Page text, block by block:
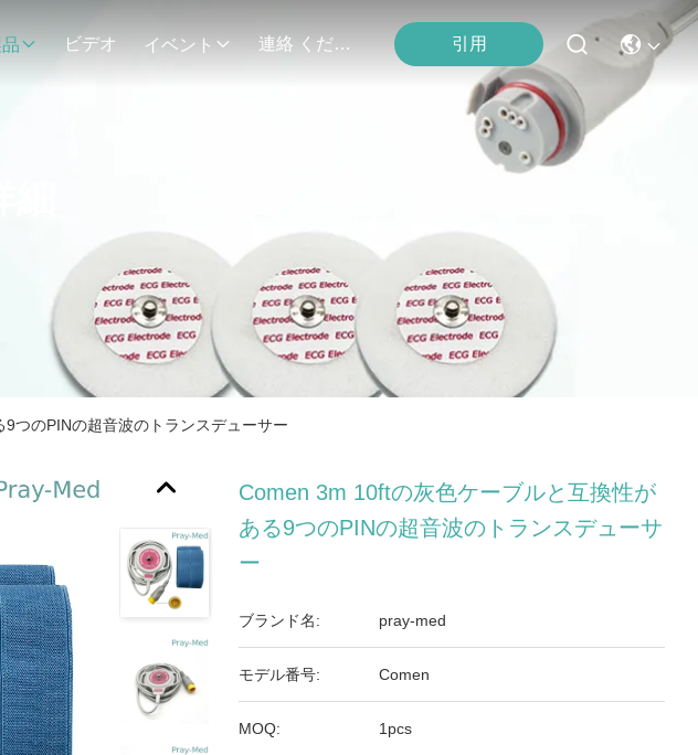
ビデオ イベント 連絡 ください 引用
つのPINの超音波のトランスデューサー
Comen 3m 10ftの灰色ケーブルと互換性が
ある9つのPINの超音波のトランスデューサ
ー
ブランド名: pray-med
モデル番号: Comen
MOQ: 1pcs